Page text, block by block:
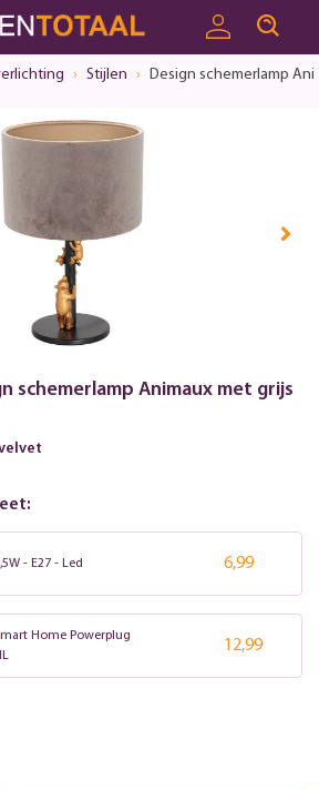
Stijlen Design schemerlamp
schemerlamp Animaux met grijs
- E27 - Led 6,99
Home Powerplug
12,99